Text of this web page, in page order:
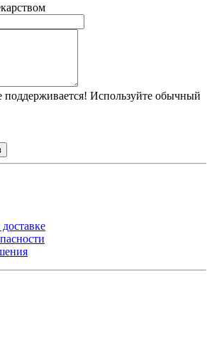
Используйте обычный